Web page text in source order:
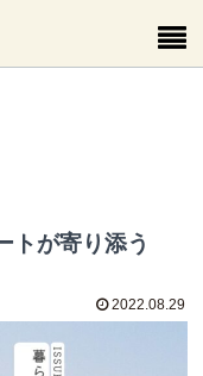
トが寄り添う
2022.08.29